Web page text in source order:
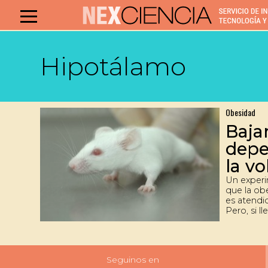
Hipotálamo
Obesidad
la
Un
que la
es
Pero, si
Marcelo
Seguinos en